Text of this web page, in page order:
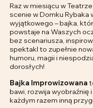
Raz w miesiącu w
scenie w Domku Rybaka
wyjątkowego – bajka,
powstaje na Waszych
bez scenariusza,
spektakl to zupełnie
humoru, magii i
dorosłych!
Bajka Improwizowana
bawi, rozwija wyobraźnię
każdym razem inną